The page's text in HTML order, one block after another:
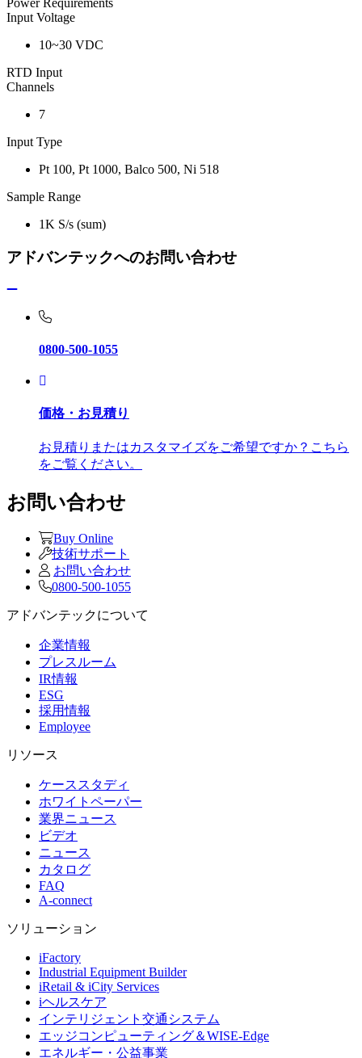
Input Voltage
10~30 VDC
RTD Input
Channels
7
Input Type
Pt 100, Pt 1000, Balco 500, Ni 518
Sample Range
1K S/s (sum)
アドバンテックへのお問い合わせ
0800-500-1055
価格・お見積り
お見積りまたはカスタマイズをご希望ですか？こちら
をご覧ください。
お問い合わせ
Buy Online
技術サポート
お問い合わせ
0800-500-1055
アドバンテックについて
企業情報
プレスルーム
IR情報
ESG
採用情報
Employee
リソース
ケーススタディ
ホワイトペーパー
業界ニュース
ビデオ
ニュース
カタログ
FAQ
A-connect
ソリューション
iFactory
Industrial Equipment Builder
iRetail & iCity Services
iヘルスケア
インテリジェント交通システム
エッジコンピューティング＆WISE-Edge
エネルギー・公益事業